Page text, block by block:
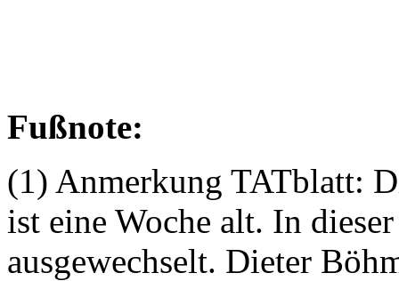
Fußnote:
(1) Anmerkung TATblatt:
ist eine Woche alt. In
ausgewechselt. Dieter